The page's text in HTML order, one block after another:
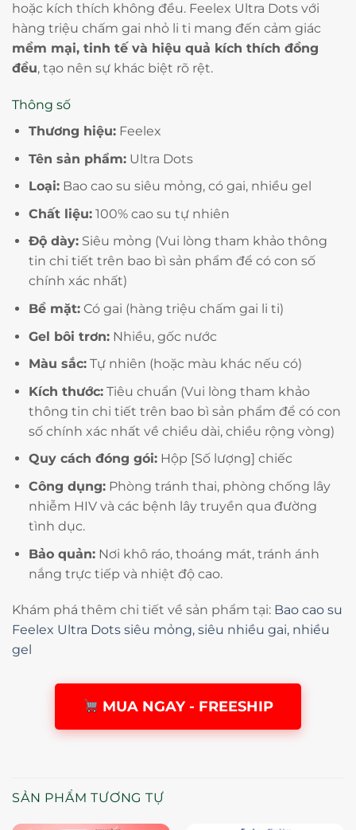
hoặc kích thích không đều. Feelex Ultra Dots với
hàng triệu chấm gai nhỏ li ti mang đến cảm giác
mềm mại, tinh tế và hiệu quả kích thích đồng
đều, tạo nên sự khác biệt rõ rệt.
Thông số
Thương hiệu:Feelex
Tên sản phẩm:Ultra Dots
Loại:Bao cao su siêu mỏng, có gai, nhiều gel
Chất liệu:100% cao su tự nhiên
Độ dày:Siêu mỏng (Vui lòng tham khảo thông
tin chi tiết trên bao bì sản phẩm để có con số
chính xác nhất)
Bề mặt:Có gai (hàng triệu chấm gai li ti)
Gel bôi trơn:Nhiều, gốc nước
Màu sắc:Tự nhiên (hoặc màu khác nếu có)
Kích thước:Tiêu chuẩn (Vui lòng tham khảo
thông tin chi tiết trên bao bì sản phẩm để có con
số chính xác nhất về chiều dài, chiều rộng vòng)
Quy cách đóng gói:Hộp [Số lượng] chiếc
Công dụng:Phòng tránh thai, phòng chống lây
nhiễm HIV và các bệnh lây truyền qua đường
tình dục.
Bảo quản:Nơi khô ráo, thoáng mát, tránh ánh
nắng trực tiếp và nhiệt độ cao.
Khám phá thêm chi tiết về sản phẩm tại: Bao cao su
Feelex Ultra Dots siêu mỏng, siêu nhiều gai, nhiều
gel
MUA NGAY - FREESHIP
SẢN PHẨM TƯƠNG TỰ